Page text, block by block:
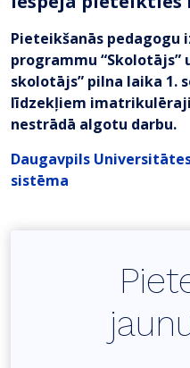
Pieteikšanās
programmu “Skolotājs”
skolotājs” pilna laika 1.
līdzekļiem
nestrādā algotu darbu.
Daugavpils
sistēma